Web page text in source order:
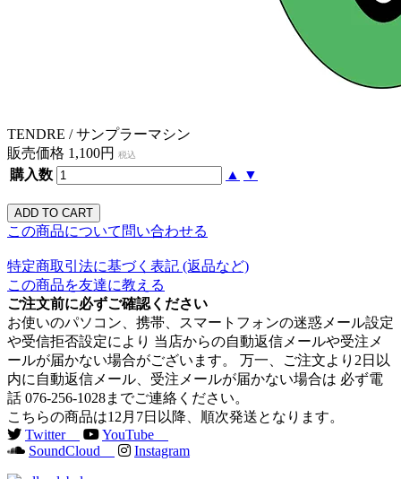
TENDRE / サンプラーマシン
販売価格 1,100円
税込
購入数 ▲ ▼
この商品について問い合わせる
特定商取引法に基づく表記 (返品など)
この商品を友達に教える
ご注文前に必ずご確認ください
お使いのパソコン、携帯、スマートフォンの迷惑メール設定
や受信拒否設定により 当店からの自動返信メールや受注メ
ールが届かない場合がございます。 万一、ご注文より2日以
内に自動返信メール、受注メールが届かない場合は 必ず電
話 076-256-1028までご連絡ください。
こちらの商品は12月7日以降、順次発送となります。
Twitter
YouTube
SoundCloud
Instagram